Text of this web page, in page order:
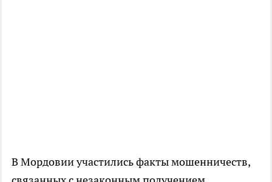
В Мордовии участились факты мошенничеств,